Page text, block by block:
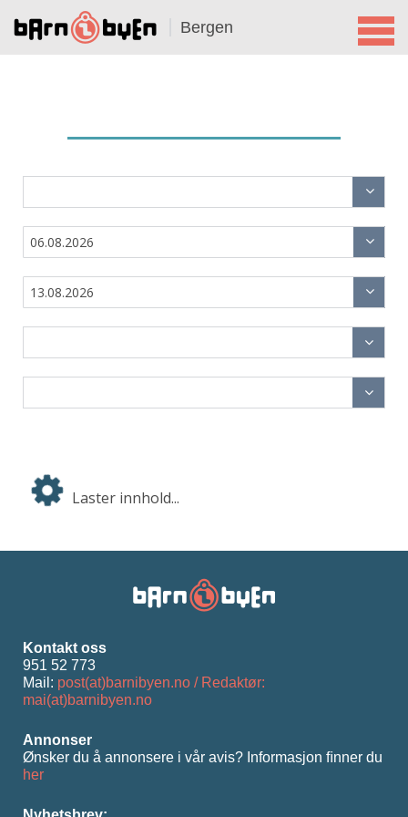
Bergen
Laster innhold...
Kontakt oss
951 52 773
Mail: post(at)barnibyen.no / Redaktør:
mai(at)barnibyen.no
Annonser
Ønsker du å annonsere i vår avis? Informasjon ﬁnner du
her